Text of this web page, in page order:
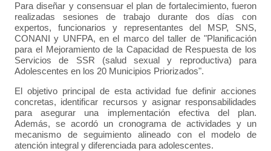
Para diseñar y consensuar el plan de fortalecimiento, fueron
realizadas sesiones de trabajo durante dos días con
expertos, funcionarios y representantes del MSP, SNS,
CONANI y UNFPA, en el marco del taller de "Planificación
para el Mejoramiento de la Capacidad de Respuesta de los
Servicios de SSR (salud sexual y reproductiva) para
Adolescentes en los 20 Municipios Priorizados".
El objetivo principal de esta actividad fue definir acciones
concretas, identificar recursos y asignar responsabilidades
para asegurar una implementación efectiva del plan.
Además, se acordó un cronograma de actividades y un
mecanismo de seguimiento alineado con el modelo de
atención integral y diferenciada para adolescentes.